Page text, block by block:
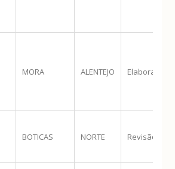
MORA ALENTEJO Elaboração
BOTICAS NORTE Revisão